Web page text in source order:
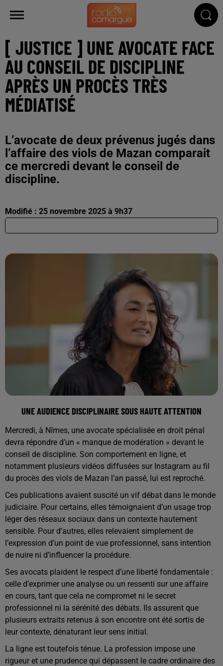
[ JUSTICE ] UNE AVOCATE FACE
AU CONSEIL DE DISCIPLINE
APRÈS UN PROCÈS TRÈS
MÉDIATISÉ
L’avocate de deux prévenus jugés dans
l’affaire des viols de Mazan comparait
ce mercredi devant le conseil de
discipline.
Modifié : 25 novembre 2025 à 9h37
UNE AUDIENCE DISCIPLINAIRE SOUS HAUTE ATTENTION
Mercredi, à Nîmes, une avocate spécialisée en droit pénal
devra répondre d’un « manque de modération » devant le
conseil de discipline. Son comportement en ligne, et
notamment plusieurs vidéos diffusées sur Instagram au fil
du procès des viols de Mazan l’an passé, lui est reproché.
Ces publications avaient suscité un vif débat dans le monde
judiciaire. Pour certains, elles témoignaient d’un usage trop
léger des réseaux sociaux dans un contexte hautement
sensible. Pour d’autres, elles relevaient simplement de
l’expression d’un point de vue professionnel, sans intention
de nuire ni d’influencer la procédure.
Ses avocats plaident le respect d’une liberté fondamentale :
celle d’exprimer une analyse ou un ressenti sur une affaire
en cours, tant que cela ne compromet ni le secret
professionnel ni la sérénité des débats. Ils assurent que
plusieurs extraits retenus à son encontre ont été sortis de
leur contexte, dénaturant leur sens initial.
La ligne est toutefois ténue. La profession impose une
rigueur et une prudence qui dépassent le cadre ordinaire des